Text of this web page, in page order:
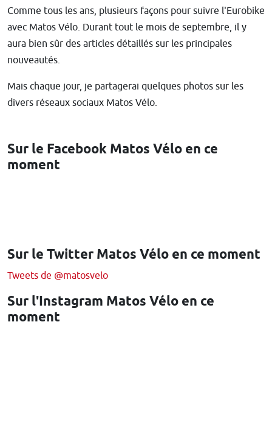
Comme tous les ans, plusieurs façons pour suivre l'Eurobike
avec Matos Vélo. Durant tout le mois de septembre, il y
aura bien sûr des articles détaillés sur les principales
nouveautés.
Mais chaque jour, je partagerai quelques photos sur les
divers réseaux sociaux Matos Vélo.
Sur le Facebook Matos Vélo en ce
moment
Sur le Twitter Matos Vélo en ce moment
Tweets de @matosvelo
Sur l'Instagram Matos Vélo en ce
moment